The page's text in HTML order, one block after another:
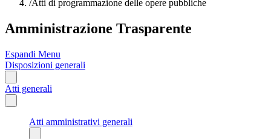
/Atti di programmazione delle opere pubbliche
Amministrazione Trasparente
Espandi Menu
Disposizioni generali
Atti generali
Atti amministrativi generali